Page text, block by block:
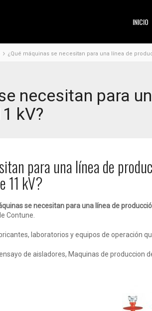
INICIO
¿Qué máquinas se necesitan para una línea de
necesitan para
kV?
para una línea de
11 kV?
se necesitan para una línea de
Contune.
laboratorios y equipos de operación
de aisladores, Maquinas de produccion